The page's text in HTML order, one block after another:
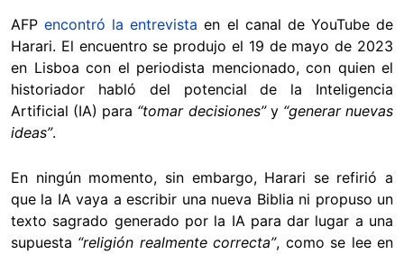
AFPencontró la entrevista en el canal de YouTube de
Harari. El encuentro se produjo el 19 de mayo de 2023
en Lisboa con el periodista mencionado, con quien el
historiador habló del potencial de la Inteligencia
Artificial (IA) para “tomar decisiones”y “generar nuevas
ideas”.
En ningún momento, sin embargo, Harari se refirió a
que la IA vaya a escribir una nueva Biblia ni propuso un
texto sagrado generado por la IA para dar lugar a una
supuesta “religión realmente correcta”, como se lee en